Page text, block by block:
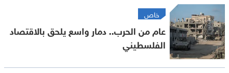
خاص
عام من الحرب.. دمار واسع يلحق بالاقتصاد
الفلسطيني